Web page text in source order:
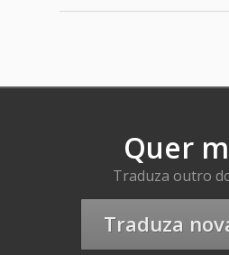
Quer
Traduza outro
Traduza